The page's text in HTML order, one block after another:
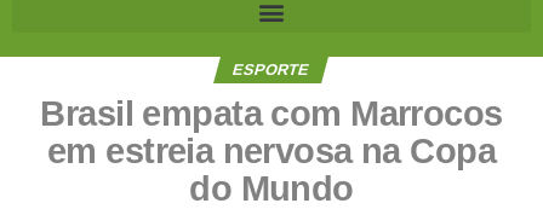
ESPORTE
Brasil empata com Marrocos
em estreia nervosa na Copa
do Mundo